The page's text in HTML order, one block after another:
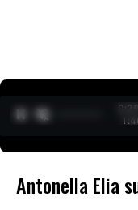
Antonella Elia